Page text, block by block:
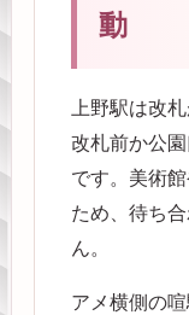
動
上野駅は改
改札前か公
です。美術
ため、待ち
ん。
アメ横側の